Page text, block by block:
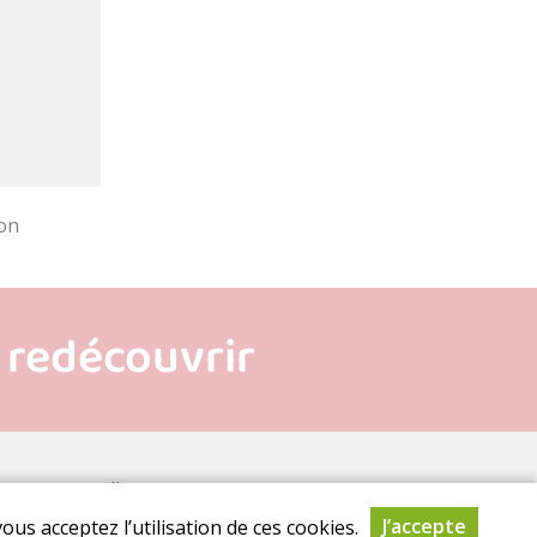
personnelles
acceptez l’utilisation de ces cookies.
J’accepte